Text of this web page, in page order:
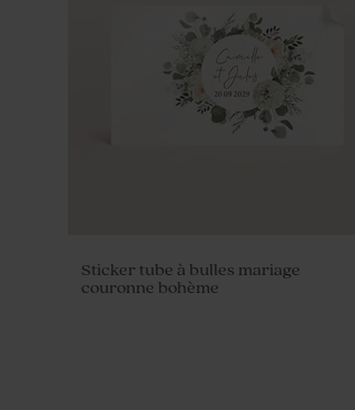
Tube à bulles mariage
Sticker tube à bulles mariage
couronne bohème